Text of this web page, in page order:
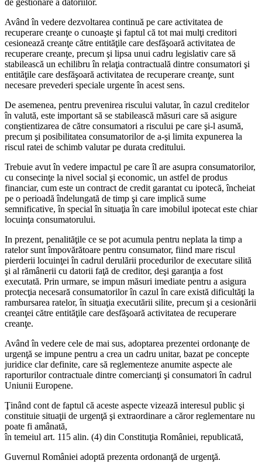
de gestionare a datoriilor.
Având în vedere dezvoltarea continuă pe care activitatea de
recuperare creanţe o cunoaşte şi faptul că tot mai mulţi creditori
cesionează creanţe către entităţile care desfăşoară activitatea de
recuperare creanţe, precum şi lipsa unui cadru legislativ care să
stabilească un echilibru în relaţia contractuală dintre consumatori şi
entităţile care desfăşoară activitatea de recuperare creanţe, sunt
necesare prevederi speciale urgente în acest sens.
De asemenea, pentru prevenirea riscului valutar, în cazul creditelor
în valută, este important să se stabilească măsuri care să asigure
conştientizarea de către consumatori a riscului pe care şi-l asumă,
precum şi posibilitatea consumatorilor de a-şi limita expunerea la
riscul ratei de schimb valutar pe durata creditului.
Trebuie avut în vedere impactul pe care îl are asupra consumatorilor,
cu consecinţe la nivel social şi economic, un astfel de produs
financiar, cum este un contract de credit garantat cu ipotecă, încheiat
pe o perioadă îndelungată de timp şi care implică sume
semnificative, în special în situaţia în care imobilul ipotecat este chiar
locuinţa consumatorului.
In prezent, penalităţile ce se pot acumula pentru neplata la timp a
ratelor sunt împovărătoare pentru consumator, fiind mare riscul
pierderii locuinţei în cadrul derulării procedurilor de executare silită
şi al rămânerii cu datorii faţă de creditor, deşi garanţia a fost
executată. Prin urmare, se impun măsuri imediate pentru a asigura
protecţia necesară consumatorilor în cazul în care există dificultăţi la
rambursarea ratelor, în situaţia executării silite, precum şi a cesionării
creanţei către entităţile care desfăşoară activitatea de recuperare
creanţe.
Având în vedere cele de mai sus, adoptarea prezentei ordonanţe de
urgenţă se impune pentru a crea un cadru unitar, bazat pe concepte
juridice clar definite, care să reglementeze anumite aspecte ale
raporturilor contractuale dintre comercianţi şi consumatori în cadrul
Uniunii Europene.
Ţinând cont de faptul că aceste aspecte vizează interesul public şi
constituie situaţii de urgenţă şi extraordinare a căror reglementare nu
poate fi amânată,
în temeiul art. 115 alin. (4) din Constituţia României, republicată,
Guvernul României adoptă prezenta ordonanţă de urgenţă.